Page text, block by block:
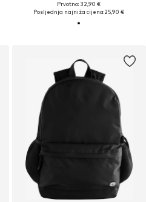
Prvotno: 32,90 €
Posljednja najniža cijena:25,90 €